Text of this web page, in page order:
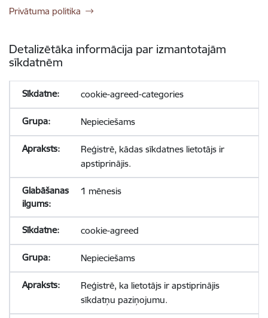
Privātuma politika
Detalizētāka informācija par izmantotajām
sīkdatnēm
cookie-agreed-categories
Nepieciešams
Reģistrē, kādas sīkdatnes lietotājs ir
apstiprinājis.
1 mēnesis
cookie-agreed
Nepieciešams
Reģistrē, ka lietotājs ir apstiprinājis
sīkdatņu paziņojumu.